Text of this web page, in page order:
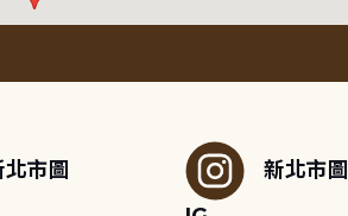
北市圖
新北市圖